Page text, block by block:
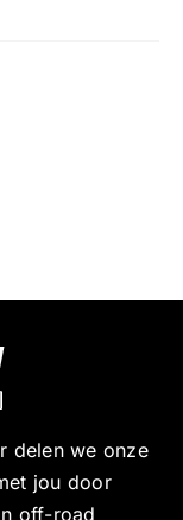
delen we onze
jou door
off-road